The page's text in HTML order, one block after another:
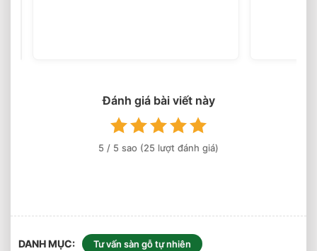
Đánh giá bài viết này
5 / 5 sao (25 lượt đánh giá)
DANH MỤC Tư vấn sàn gỗ tự nhiên